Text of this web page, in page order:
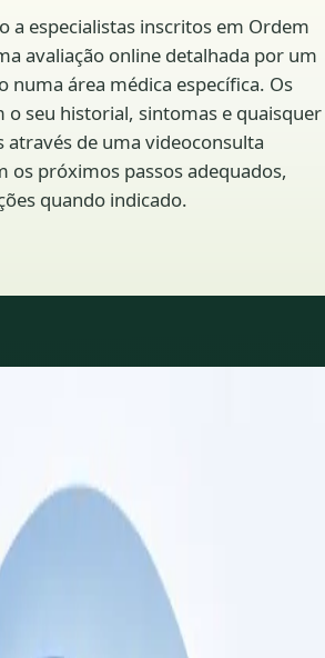
a especialistas inscritos em Ordem
avaliação online detalhada por um
numa área médica específica. Os
o seu historial, sintomas e quaisquer
através de uma videoconsulta
os próximos passos adequados,
quando indicado.
que a equipa cresce.